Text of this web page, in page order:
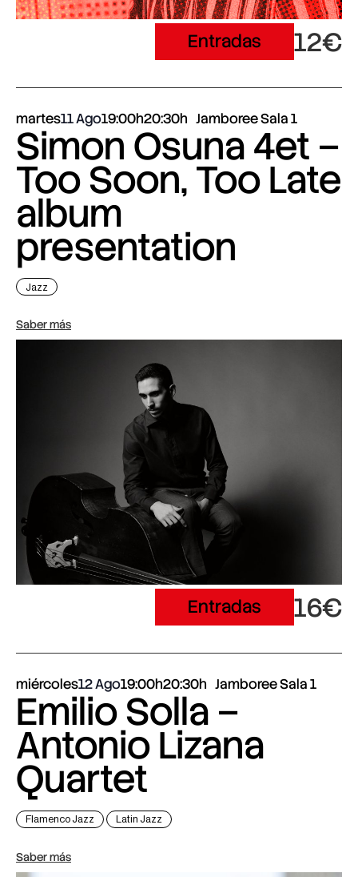
Entradas 12€
martes11 Ago19:00h20:30h Jamboree Sala 1
Simon Osuna 4et –
Too Soon, Too Late
album
presentation
Jazz
Saber más
Entradas 16€
miércoles12 Ago19:00h20:30h Jamboree Sala 1
Emilio Solla –
Antonio Lizana
Quartet
Flamenco Jazz Latin Jazz
Saber más